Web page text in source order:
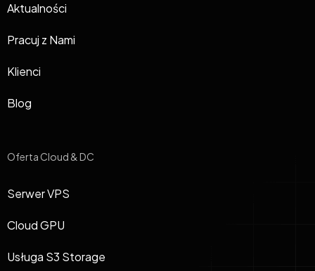
Aktualności
Pracuj z Nami
Klienci
Blog
Oferta Cloud & DC
Serwer VPS
Cloud GPU
Usługa S3 Storage